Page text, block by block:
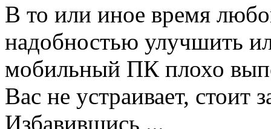
В то или иное время
надобностью улучшить
мобильный ПК плохо
Вас не устраивает, стоит
Избавившись ...